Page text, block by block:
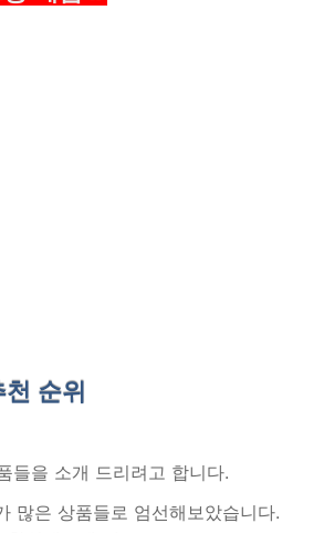
순위
들을 소개 드리려고 합니다.
많은 상품들로 엄선해보았습니다.